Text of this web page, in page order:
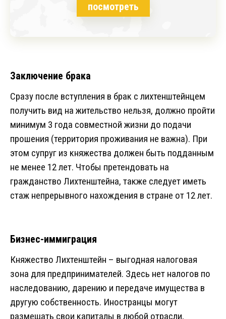
посмотреть
Заключение брака
Сразу после вступления в брак с лихтенштейнцем
получить вид на жительство нельзя, должно пройти
минимум 3 года совместной жизни до подачи
прошения (территория проживания не важна). При
этом супруг из княжества должен быть подданным
не менее 12 лет. Чтобы претендовать на
гражданство Лихтенштейна, также следует иметь
стаж непрерывного нахождения в стране от 12 лет.
Бизнес-иммиграция
Княжество Лихтенштейн – выгодная налоговая
зона для предпринимателей. Здесь нет налогов по
наследованию, дарению и передаче имущества в
другую собственность. Иностранцы могут
размещать свои капиталы в любой отрасли,